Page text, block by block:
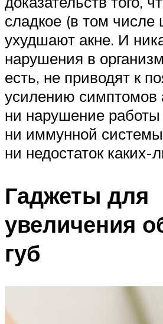
сладкое (в том числе
ухудшают акне. И
нарушения в
есть, не приводят к
усилению симптомов
ни нарушение
ни иммунной
ни недостаток каких-
Гаджеты для
увеличения
губ